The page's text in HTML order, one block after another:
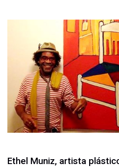
Ethel Muniz, artista